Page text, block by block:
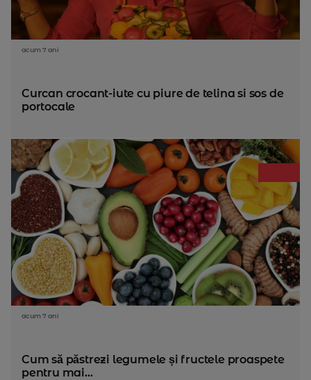
acum 7 ani
Curcan crocant-iute cu piure de telina si sos de
portocale
acum 7 ani
Cum să păstrezi legumele și fructele proaspete
pentru mai...